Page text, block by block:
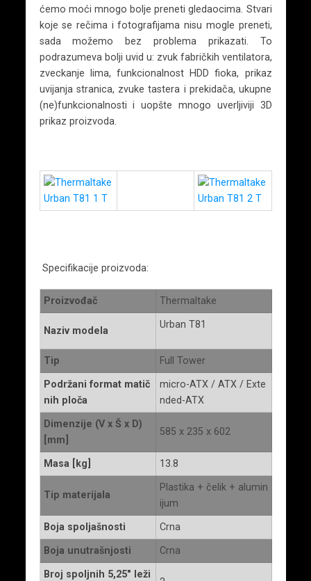
ćemo moći mnogo bolje preneti gledaocima. Stvari
koje se rečima i fotografijama nisu mogle preneti,
sada možemo bez problema prikazati. To
podrazumeva bolji uvid u: zvuk fabričkih ventilatora,
zveckanje lima, funkcionalnost HDD fioka, prikaz
uvijanja stranica, zvuke tastera i prekidača, ukupne
(ne)funkcionalnosti i uopšte mnogo uverljiviji 3D
prikaz proizvoda.
Specifikacije proizvoda:
Proizvođač Thermaltake
Naziv modela
Urban T81
Tip Full Tower
Podržani format matič
nih ploča
micro-ATX / ATX / Exte
nded-ATX
Dimenzije (V x Š x D)
[mm]
585 x 235 x 602
Masa [kg] 13.8
Tip materijala
Plastika + čelik + alumin
ijum
Boja spoljašnosti Crna
Boja unutrašnjosti Crna
Broj spoljnih 5,25″ leži